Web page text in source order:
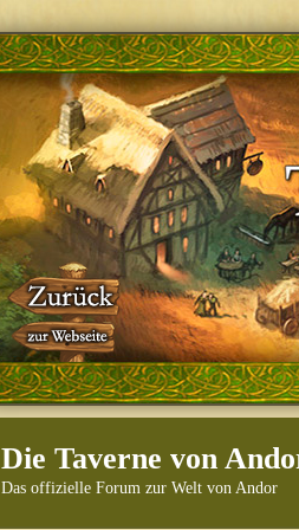
Die Taverne von
Das offizielle Forum zur Welt von Andor